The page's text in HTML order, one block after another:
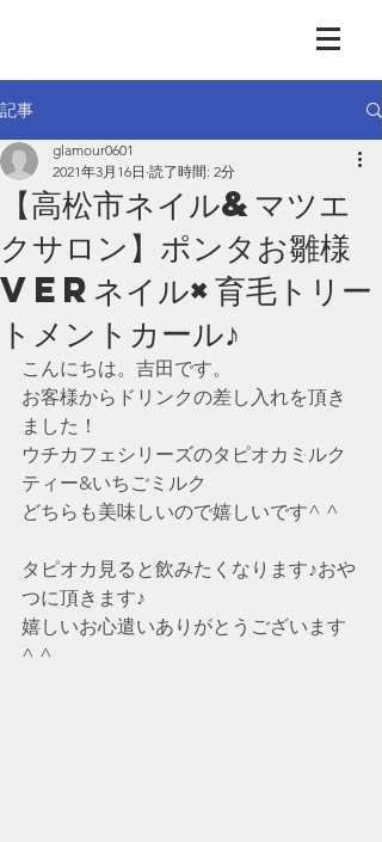
記事
【高松市ネイル&マツエ
クサロン】ポンタお雛様
verネイル×育毛トリー
トメントカール♪
glamour0601
2021年3月16日 読了時間: 2分
こんにちは。吉田です。
お客様からドリンクの差し入れを頂き
ました！
ウチカフェシリーズのタピオカミルク
ティー&いちごミルク
どちらも美味しいので嬉しいです^ ^
タピオカ見ると飲みたくなります♪おや
つに頂きます♪
嬉しいお心遣いありがとうございます
^ ^